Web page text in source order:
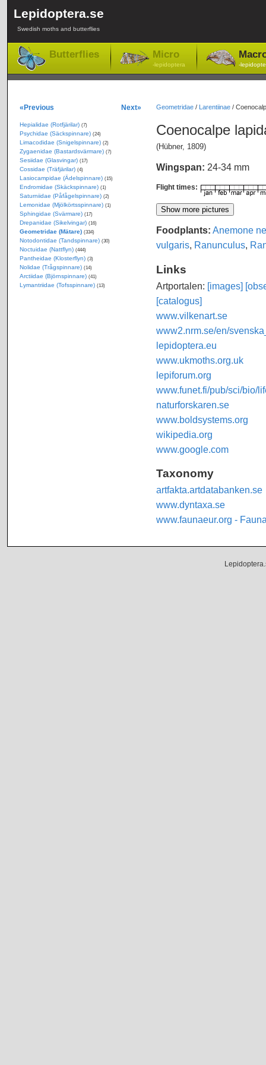
Lepidoptera.se
Swedish moths and butterflies
Butterflies Micro
-lepidoptera -
Geometridae/ Larentiinae/
Coenocalpe
(Hübner, 1809)
Wingspan: 24-34 mm
Flight times:
Foodplants: Anemone
vulgaris, Ranunculus,
Links
Artportalen: [images]
[catalogus]
www.vilkenart.se
www2.nrm.se/en/
lepidoptera.eu
www.ukmoths.org.uk
lepiforum.org
www.funet.fi/pub/sci/bio/
naturforskaren.se
www.boldsystems.org
wikipedia.org
www.google.com
Taxonomy
artfakta.artdatabanken.se
www.dyntaxa.se
www.faunaeur.org -
«Previous Next»
Hepialidae (Rotfjärilar) (7)
Psychidae (Säckspinnare) (24)
Limacodidae (Snigelspinnare) (2)
Zygaenidae (Bastardsvärmare) (7)
Sesiidae (Glasvingar) (17)
Cossidae (Träfjärilar) (4)
Lasiocampidae (Ädelspinnare) (15)
Endromidae (Skäckspinnare) (1)
Saturniidae (Påfågelspinnare) (2)
Lemonidae (Mjölkörtsspinnare) (1)
Sphingidae (Svärmare) (17)
Drepanidae (Sikelvingar) (16)
Geometridae (Mätare) (334)
Notodontidae (Tandspinnare) (30)
Noctuidae (Nattflyn) (444)
Pantheidae (Klosterflyn) (3)
Nolidae (Trågspinnare) (14)
Arctiidae (Björnspinnare) (41)
Lymantriidae (Tofsspinnare) (13)